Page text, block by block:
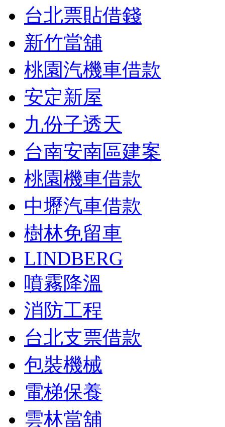
台北票貼借錢
新竹當舖
桃園汽機車借款
安定新屋
九份子透天
台南安南區建案
桃園機車借款
中壢汽車借款
樹林免留車
LINDBERG
噴霧降溫
消防工程
台北支票借款
包裝機械
電梯保養
雲林當舖